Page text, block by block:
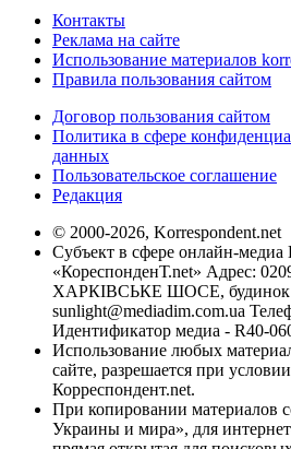
Контакты
Реклама на сайте
Использование материалов
Правила пользования сайтом
Договор пользования сайтом
Политика в сфере
данных
Пользовательское соглашение
Редакция
© 2000-2026, Korrespondent.net
Субъект в сфере онлайн-
«КореспонденТ.net» Адрес:
ХАРКІВСЬКЕ ШОСЕ, будинок
sunlight@mediadim.com.ua
Идентификатор медиа - R40-
Использование любых
сайте, разрешается при
Корреспондент.net.
При копировании материалов
Украины и мира», для